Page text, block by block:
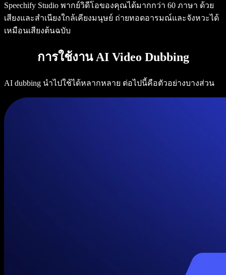
Speechify Studio พากย์วิดีโอของคุณได้มากกว่า 60 ภาษา ด้วย
เสียงและสำเนียงใกล้เคียงมนุษย์ ถ่ายทอดอารมณ์และจังหวะได้
เหมือนเสียงต้นฉบับ
การใช้งาน AI Video Dubbing
AI dubbing นำไปใช้ได้หลากหลาย ต่อไปนี้คือตัวอย่างบางส่วน